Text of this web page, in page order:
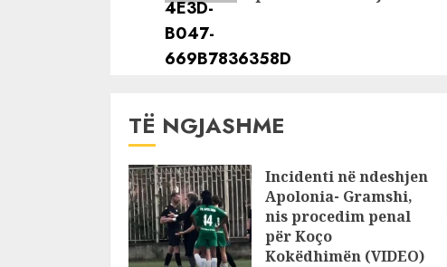
TË NGJASHME
Incidenti në ndeshjen
Apolonia- Gramshi,
nis procedim penal
për Koço
Kokëdhimën (VIDEO)